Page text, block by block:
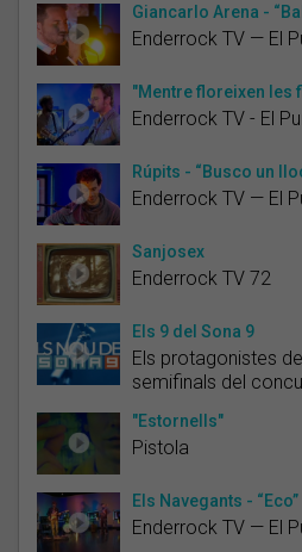
Giancarlo Arena -
Enderrock TV — El
"Mentre floreixen les
Enderrock TV - El
Rúpits - “Busco un
Enderrock TV — El
Sanjosex
Enderrock TV 72
Els 9 del Sona 9
Els protagonistes
semifinals del
"Estornells"
Pistola
Els Navegants - “Eco”
Enderrock TV — El